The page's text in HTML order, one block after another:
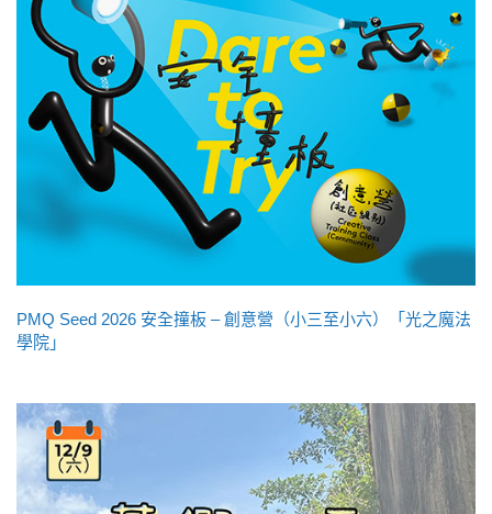
PMQ Seed 2026 安全撞板 – 創意營（小三至小六）「光之魔法
學院」